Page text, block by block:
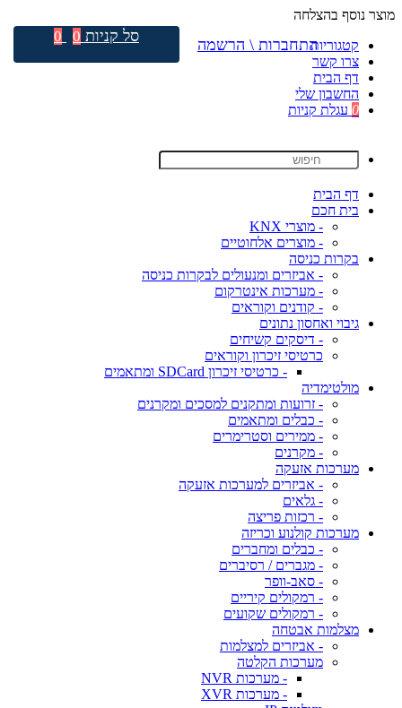
מוצר נוסף בהצלחה
קטגוריות
צרו קשר
דף הבית
החשבון שלי
0 עגלת קניות
דף הבית
בית חכם
- מוצרי KNX
- מוצרים אלחוטיים
בקרות כניסה
- אביזרים ומנעולים לבקרות כניסה
- מערכות אינטרקום
- קודנים וקוראים
גיבוי ואחסון נתונים
- דיסקים קשיחים
כרטיסי זיכרון וקוראים
- כרטיסי זיכרון SDCard ומתאמים
מולטימדיה
- זרועות ומתקנים למסכים ומקרנים
- כבלים ומתאמים
- ממירים וסטרימרים
- מקרנים
מערכות אזעקה
- אביזרים למערכות אזעקה
- גלאים
- רכזות פריצה
מערכות קולנוע וכריזה
- כבלים ומחברים
- מגברים / רסיברים
- סאב-וופר
- רמקולים קיריים
- רמקולים שקועים
מצלמות אבטחה
- אביזרים למצלמות
מערכות הקלטה
- מערכות NVR
- מערכות XVR
התחברות \ הרשמה סל קניות 0
0